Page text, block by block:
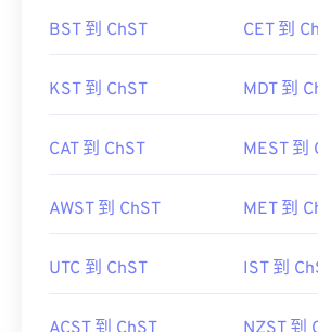
BST 到 ChST CET 到
KST 到 ChST MDT 到
CAT 到 ChST MEST 到
AWST 到 ChST MET 到
UTC 到 ChST IST 到